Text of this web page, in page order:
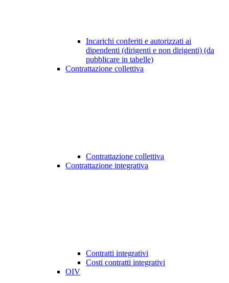
Incarichi conferiti e autorizzati ai
dipendenti (dirigenti e non dirigenti) (da
pubblicare in tabelle)
Contrattazione collettiva
Contrattazione collettiva
Contrattazione integrativa
Contratti integrativi
Costi contratti integrativi
OIV